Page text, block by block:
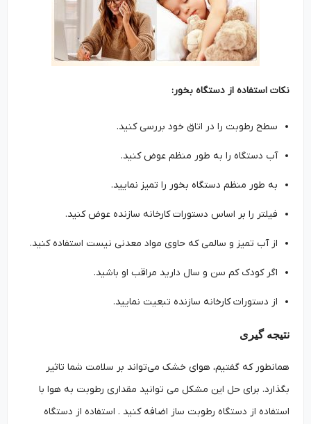
نکات استفاده از دستگاه بخور:
سطح رطوبت را در اتاق خود بررسی کنید.
آب دستگاه را به طور منظم عوض کنید.
به طور منظم دستگاه بخور را تمیز نمایید.
فیلتر را بر اساس دستورات کارخانه سازنده عوض کنید.
از آب تمیز و سالمی که حاوی مواد معدنی نیست استفاده کنید.
اگر کودک کم سن و سال دارید مراقب او باشید.
از دستورات کارخانه سازنده تبعیت نمایید.
نتیجه گیری
همانطور که گفتیم، هوای خشک می‌تواند بر سلامت شما تاثیر
بگذارد. برای حل این مشکل می توانید مقداری رطوبت به هوا با
استفاده از دستگاه رطوبت ساز اضافه کنید . استفاده از دستگاه